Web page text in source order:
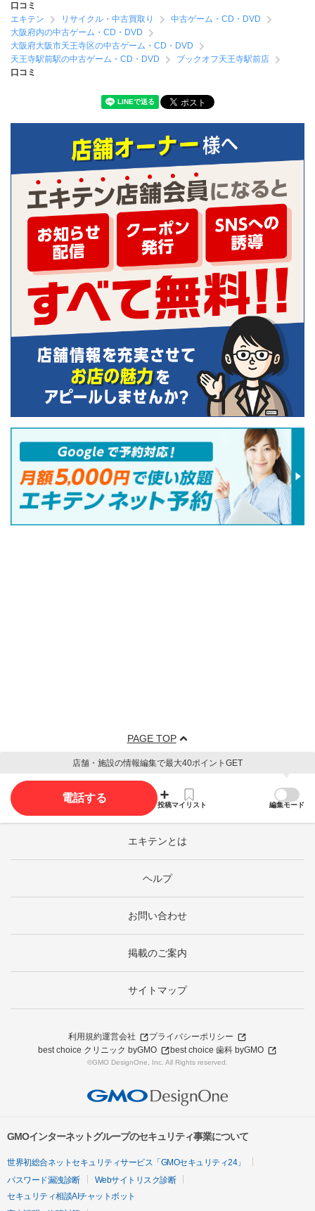
口コミ
エキテン
リサイクル・中古買取り
中古ゲーム・CD・DVD
大阪府内の中古ゲーム・CD・DVD
大阪府大阪市天王寺区の中古ゲーム・CD・DVD
天王寺駅前駅の中古ゲーム・CD・DVD
ブックオフ天王寺駅前店
口コミ
PAGE TOP
店舗・施設の情報編集で最大40ポイントGET
電話する
投稿マイリスト 編集モード
エキテンとは
ヘルプ
お問い合わせ
掲載のご案内
サイトマップ
利用規約運営会社
プライバシーポリシー
best choice クリニック byGMO
best choice 歯科 byGMO
©GMO DesignOne, Inc. All Rights reserved.
GMOインターネットグループのセキュリティ事業について
世界初総合ネットセキュリティサービス「GMOセキュリティ24」
パスワード漏洩診断
Webサイトリスク診断
セキュリティ相談AIチャットボット